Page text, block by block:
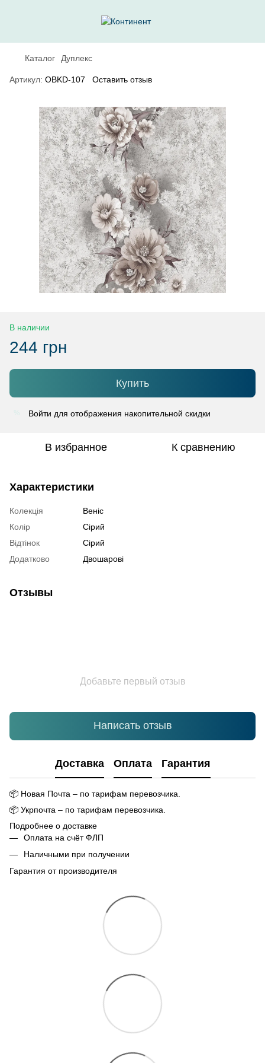
Каталог Дуплекс
Артикул: OBKD-107 Оставить отзыв
В наличии
244 грн
Купить
Войти для отображения накопительной скидки
В избранное К сравнению
Характеристики
Колекція
Веніс
Колір
Сірий
Відтінок
Сірий
Додатково
Двошарові
Отзывы
Добавьте первый отзыв
Написать отзыв
Доставка Оплата Гарантия
📦 Новая Почта – по тарифам перевозчика.
📦 Укрпочта – по тарифам перевозчика.
Подробнее о доставке
Оплата на счёт ФЛП
Наличными при получении
Гарантия от производителя